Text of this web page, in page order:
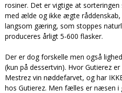
rosiner. Det er vigtige at
med ælde og ikke ægte råddenskab,
langsom gæring, som stoppes
produceres årligt 5-600 flasker.
Der er dog forskelle men også
(kun på dessertvin). Hvor Gutierez
Mestrez vin nøddefarvet, og har
hos Gutierez. Men fælles er næsen i